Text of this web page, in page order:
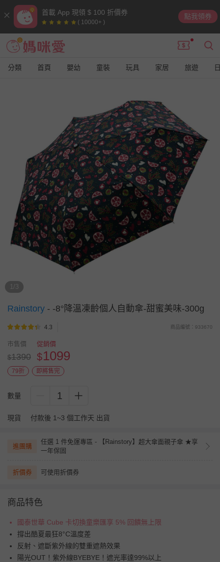
首載 App 現領 $ 100 折價券
( 10000+ )
點我領券
分類 首頁 嬰幼 童裝 玩具 家居 旅遊
1/3
Rainstory - -8°降溫凍齡個人自動傘-甜蜜美味-300g
4.3 商品編號：933670
市售價
$1390
促銷價
$1099
79折 即將售完
數量 1
現貨 付款後 1~3 個工作天 出貨
進團購
任選 1 件免運專區 - 【Rainstory】超大傘面親子傘 ★享
一年保固
折價券 可使用折價券
商品特色
國泰世華 Cube 卡切換童樂匯享 5% 回饋無上限
撐出酷夏最狂8°C溫度差
反射、遮斷紫外線的雙重遮熱效果
陽光OUT！紫外線BYEBYE！遮光率達99%以上